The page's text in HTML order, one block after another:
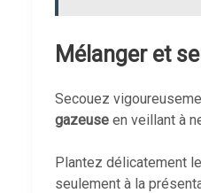
Mélanger et
Secouez
gazeuse en veillant à
Plantez délicatement le
seulement à la